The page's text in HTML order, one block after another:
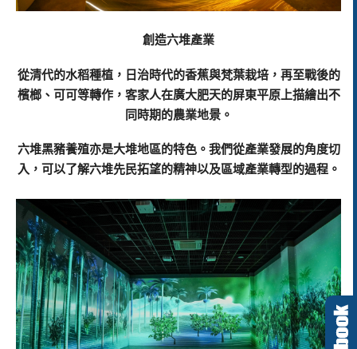
創造六堆產業
從清代的水稻種植，日治時代的香蕉與梵葉栽培，再至戰後的
檳榔、可可等轉作，客家人在廣大肥天的屏東平原上描繪出不
同時期的農業地景。
六堆黑豬養殖亦是大堆地區的特色。我們從產業發展的角度切
入，可以了解六堆先民拓望的精神以及區域產業轉型的過程。